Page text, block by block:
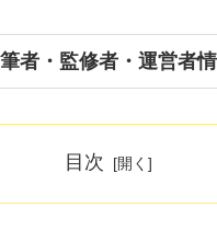
者・監修者・運営者
目次